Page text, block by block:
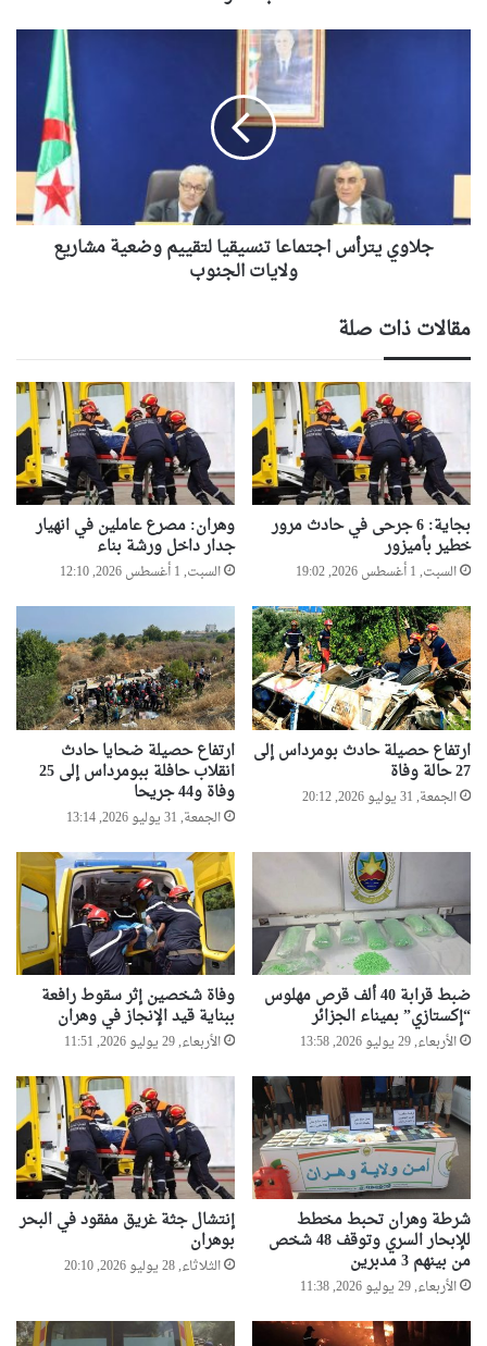
مشاريع
ولايات
الجنوب
جلاوي يترأس اجتماعا تنسيقيا لتقييم وضعية مشاريع
ولايات الجنوب
مقالات ذات صلة
بجاية: 6 جرحى في حادث مرور
خطير بأميزور
السبت, 1 أغسطس 2026, 19:02
وهران: مصرع عاملين في انهيار
جدار داخل ورشة بناء
السبت, 1 أغسطس 2026, 12:10
ارتفاع حصيلة حادث بومرداس إلى
27 حالة وفاة
الجمعة, 31 يوليو 2026, 20:12
ارتفاع حصيلة ضحايا حادث
انقلاب حافلة ببومرداس إلى 25
وفاة و44 جريحا
الجمعة, 31 يوليو 2026, 13:14
ضبط قرابة 40 ألف قرص مهلوس
“إكستازي” بميناء الجزائر
الأربعاء, 29 يوليو 2026, 13:58
وفاة شخصين إثر سقوط رافعة
ببناية قيد الإنجاز في وهران
الأربعاء, 29 يوليو 2026, 11:51
شرطة وهران تحبط مخطط
للإبحار السري وتوقف 48 شخص
من بينهم 3 مدبرين
الأربعاء, 29 يوليو 2026, 11:38
إنتشال جثة غريق مفقود في البحر
بوهران
الثلاثاء, 28 يوليو 2026, 20:10